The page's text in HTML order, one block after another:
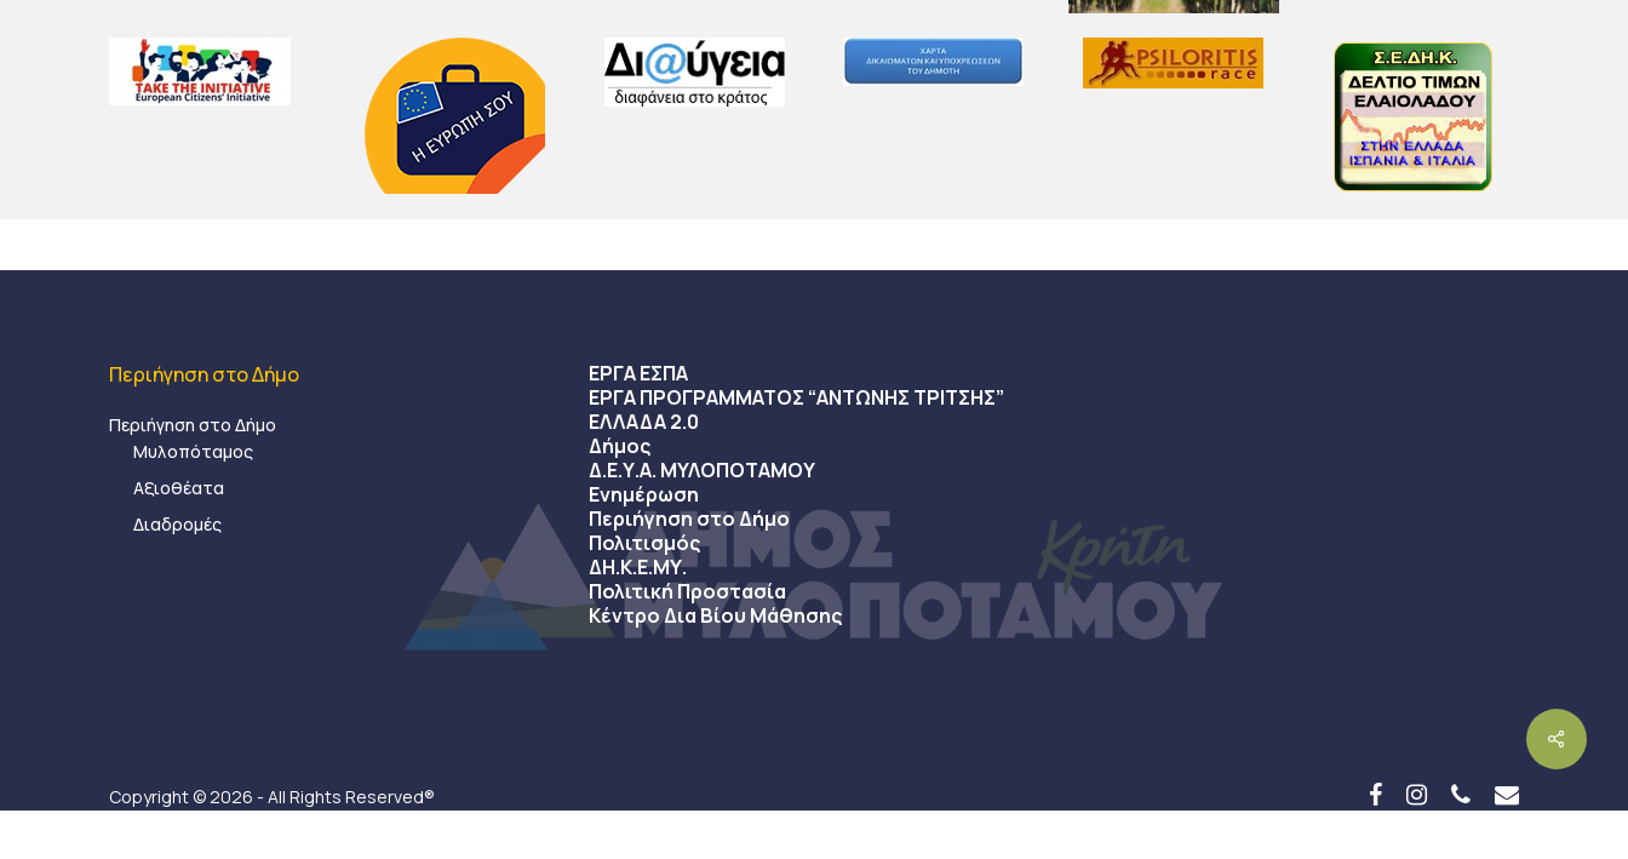
Περιήγηση στο Δήμο
Περιήγηση στο Δήμο
Μυλοπόταμος
Αξιοθέατα
Διαδρομές
ΕΡΓΑ ΕΣΠΑ
ΕΡΓΑ ΠΡΟΓΡΑΜΜΑΤΟΣ “ΑΝΤΩΝΗΣ ΤΡΙΤΣΗΣ”
ΕΛΛΑΔΑ 2.0
Δήμος
Δ.Ε.Υ.Α. ΜΥΛΟΠΟΤΑΜΟΥ
Ενημέρωση
Περιήγηση στο Δήμο
Πολιτισμός
ΔΗ.Κ.Ε.ΜΥ.
Πολιτική Προστασία
Κέντρο Δια Βίου Μάθησης
Copyright © 2026 - All Rights Reserved®
facebookinstagramphoneemail